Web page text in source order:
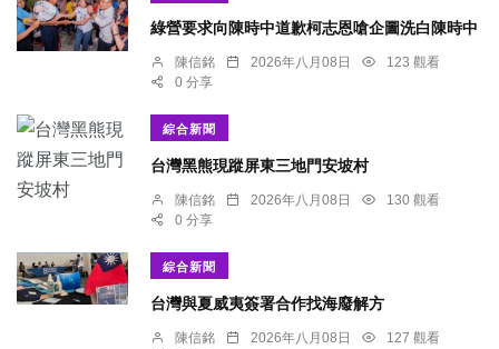
綠營要求向陳時中道歉柯志恩嗆企圖洗白陳時中
陳信銘 2026年八月08日
123 觀看
0 分享
綜合新聞
台灣黑熊現蹤屏東三地門安坡村
陳信銘 2026年八月08日
130 觀看
0 分享
綜合新聞
台灣與夏威夷簽署合作找海廢解方
陳信銘 2026年八月08日
127 觀看